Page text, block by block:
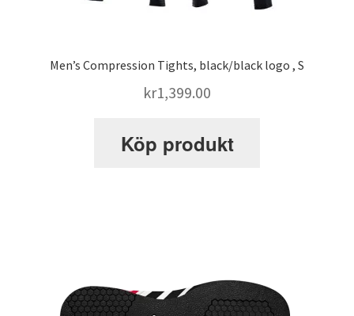
Men’s Compression Tights, black/black logo , S
kr1,399.00
Köp produkt